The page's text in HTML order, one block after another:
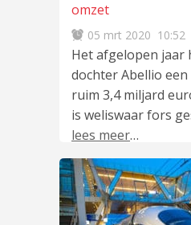
omzet
05 mrt 2020 10:52
Het afgelopen jaar
dochter Abellio
ruim 3,4 miljard
is weliswaar fors
lees meer…